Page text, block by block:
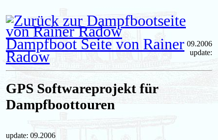
Dampfboot Seite von Rainer
Radow
GPS Softwareprojekt für
Dampfboottouren
09.2006
update:
update: 09.2006